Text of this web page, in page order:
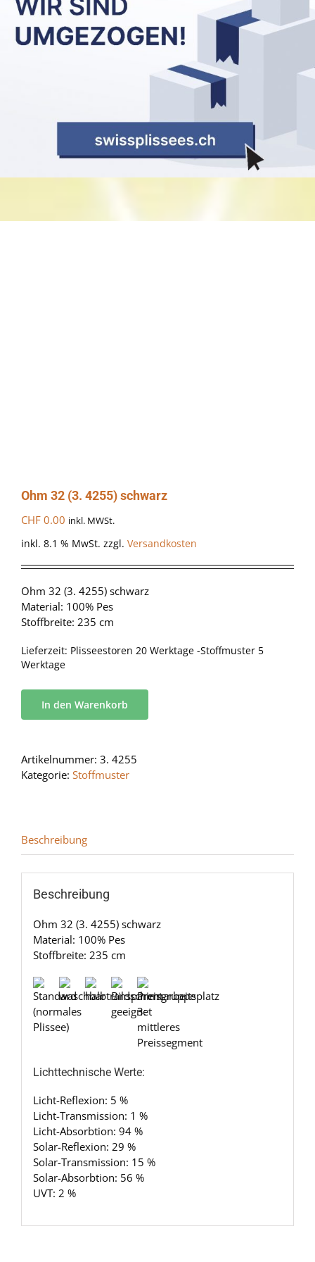
Ohm 32 (3. 4255) schwarz
CHF 0.00 inkl. MWSt.
inkl. 8.1 % MwSt. zzgl. Versandkosten
Ohm 32 (3. 4255) schwarz
Material: 100% Pes
Stoffbreite: 235 cm
Lieferzeit: Plisseestoren 20 Werktage -Stoffmuster 5
Werktage
In den Warenkorb
Artikelnummer: 3. 4255
Kategorie: Stoffmuster
Beschreibung
Beschreibung
Ohm 32 (3. 4255) schwarz
Material: 100% Pes
Stoffbreite: 235 cm
Lichttechnische Werte:
Licht-Reflexion: 5 %
Licht-Transmission: 1 %
Licht-Absorbtion: 94 %
Solar-Reflexion: 29 %
Solar-Transmission: 15 %
Solar-Absorbtion: 56 %
UVT: 2 %